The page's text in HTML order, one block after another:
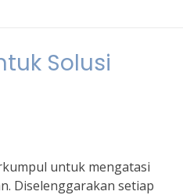
Solusi
untuk mengatasi
Diselenggarakan setiap